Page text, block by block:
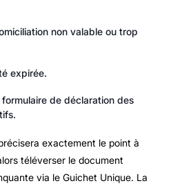
non valable ou trop
expirée.
de déclaration des
exactement le point à
téléverser le document
via le Guichet Unique. La